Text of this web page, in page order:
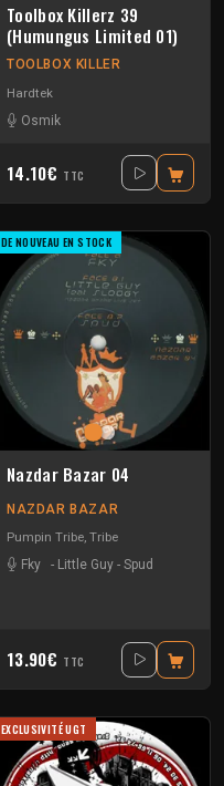
Toolbox Killerz 39
(Humungus Limited 01)
TOOLBOX KILLER
Hardtek
Osmik
14.10€ TTC
DE NOUVEAU EN STOCK
Nazdar Bazar 04
NAZDAR BAZAR
Pumpin Tribe, Tribe
Fky
- Little Guy - Spud
13.90€ TTC
EXCLUSIVITÉ UGT